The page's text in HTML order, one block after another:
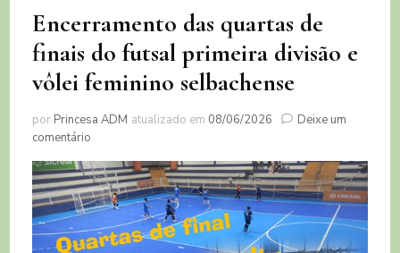
Encerramento das quartas de
finais do futsal primeira divisão e
vôlei feminino selbachense
por Princesa ADM atualizado em 08/06/2026
Deixe um
comentário
das
quartas
de
finais
do